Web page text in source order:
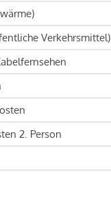
Verkehrsmittel)
2. Person